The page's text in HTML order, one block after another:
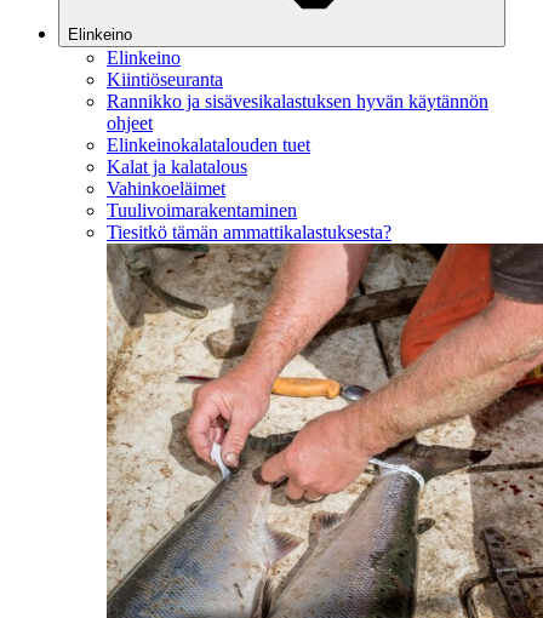
Elinkeino
Elinkeino
Kiintiöseuranta
Rannikko ja sisävesikalastuksen hyvän käytännön
ohjeet
Elinkeinokalatalouden tuet
Kalat ja kalatalous
Vahinkoeläimet
Tuulivoimarakentaminen
Tiesitkö tämän ammattikalastuksesta?